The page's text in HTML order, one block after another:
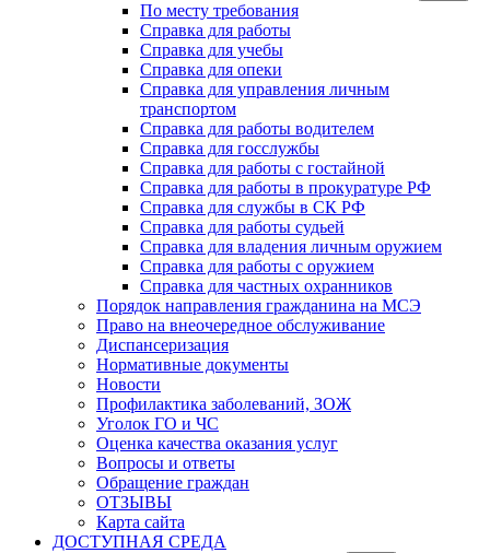
По месту требования
Справка для работы
Справка для учебы
Справка для опеки
Справка для управления личным
транспортом
Справка для работы водителем
Справка для госслужбы
Справка для работы с гостайной
Справка для работы в прокуратуре РФ
Справка для службы в СК РФ
Справка для работы судьей
Справка для владения личным оружием
Справка для работы с оружием
Справка для частных охранников
Порядок направления гражданина на МСЭ
Право на внеочередное обслуживание
Диспансеризация
Нормативные документы
Новости
Профилактика заболеваний, ЗОЖ
Уголок ГО и ЧС
Оценка качества оказания услуг
Вопросы и ответы
Обращение граждан
ОТЗЫВЫ
Карта сайта
ДОСТУПНАЯ СРЕДА